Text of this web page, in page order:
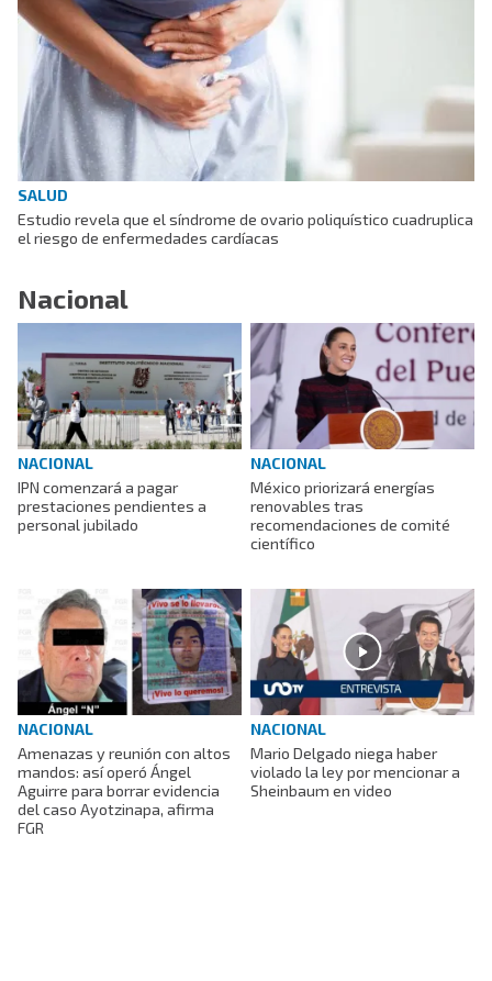
SALUD
Estudio revela que el síndrome de ovario poliquístico cuadruplica
el riesgo de enfermedades cardíacas
Nacional
NACIONAL
IPN comenzará a pagar
prestaciones pendientes a
personal jubilado
NACIONAL
México priorizará energías
renovables tras
recomendaciones de comité
científico
NACIONAL
Amenazas y reunión con altos
mandos: así operó Ángel
Aguirre para borrar evidencia
del caso Ayotzinapa, afirma
FGR
NACIONAL
Mario Delgado niega haber
violado la ley por mencionar a
Sheinbaum en video